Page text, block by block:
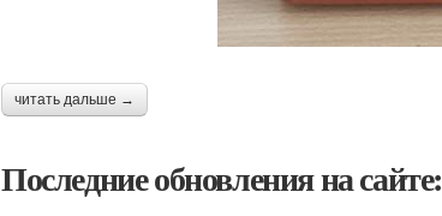
читать дальше →
Последние обновления на сайте: